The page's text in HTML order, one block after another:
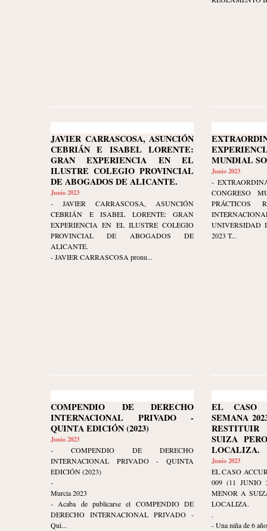
JAVIER CARRASCOSA, ASUNCIÓN
CEBRIÁN E ISABEL LORENTE:
GRAN EXPERIENCIA EN EL
ILUSTRE COLEGIO PROVINCIAL
DE ABOGADOS DE ALICANTE.
Junio 2023
- JAVIER CARRASCOSA, ASUNCIÓN
CEBRIÁN E ISABEL LORENTE: GRAN
EXPERIENCIA EN EL ILUSTRE COLEGIO
PROVINCIAL DE ABOGADOS DE
ALICANTE.
- JAVIER CARRASCOSA pronu...
MUNDIAL
Junio 2023
-
CONGRESO
PRÁCTICOS
UNIVERSIDAD
2023 T...
COMPENDIO DE DERECHO
INTERNACIONAL PRIVADO -
QUINTA EDICIÓN (2023)
Junio 2023
- COMPENDIO DE DERECHO
INTERNACIONAL PRIVADO - QUINTA
EDICIÓN (2023)
-
Murcia 2023
- Acaba de publicarse el COMPENDIO DE
DERECHO INTERNACIONAL PRIVADO -
Qui...
EL CASO
SEMANA
SUIZA
LOCALIZA.
Junio 2023
EL CASO
009 (11 JUNIO
MENOR A
LOCALIZA.
.
- Una niña de 6